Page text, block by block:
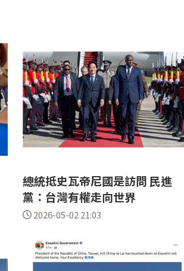
總統抵史瓦帝尼國是訪問 民進
黨：台灣有權走向世界
2026-05-02 21:03